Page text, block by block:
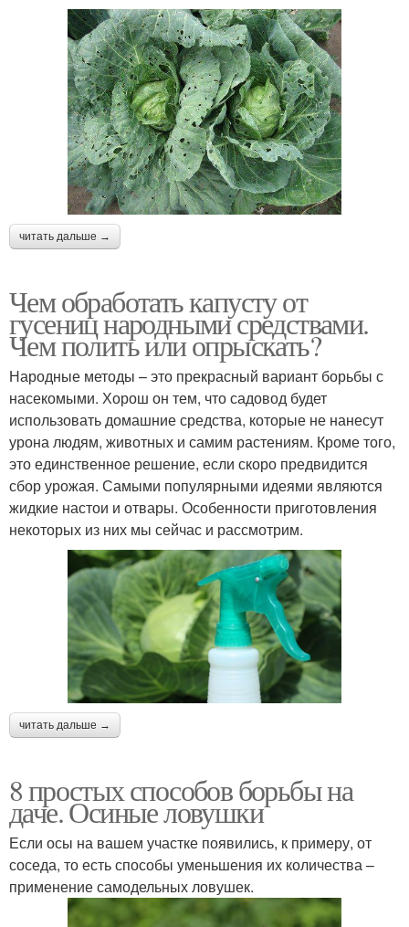
читать дальше →
Чем обработать капусту от
гусениц народными средствами.
Чем полить или опрыскать?
Народные методы – это прекрасный вариант борьбы с
насекомыми. Хорош он тем, что садовод будет
использовать домашние средства, которые не нанесут
урона людям, животных и самим растениям. Кроме того,
это единственное решение, если скоро предвидится
сбор урожая. Самыми популярными идеями являются
жидкие настои и отвары. Особенности приготовления
некоторых из них мы сейчас и рассмотрим.
читать дальше →
8 простых способов борьбы на
даче. Осиные ловушки
Если осы на вашем участке появились, к примеру, от
соседа, то есть способы уменьшения их количества –
применение самодельных ловушек.